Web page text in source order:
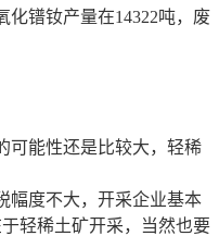
镨钕产量在14322吨，废
可能性还是比较大，轻稀
幅度不大，开采企业基本
轻稀土矿开采，当然也要